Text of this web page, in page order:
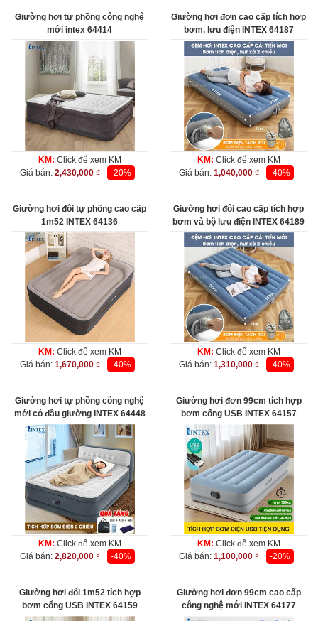
Giường hơi tự phồng công nghệ
mới intex 64414
KM: Click để xem KM
Giá bán: 2,430,000 ₫ -20%
Giường hơi đơn cao cấp tích hợp
bơm, lưu điện INTEX 64187
KM: Click để xem KM
Giá bán: 1,040,000 ₫ -40%
Giường hơi đôi tự phồng cao cấp
1m52 INTEX 64136
KM: Click để xem KM
Giá bán: 1,670,000 ₫ -40%
Giường hơi đôi cao cấp tích hợp
bơm và bộ lưu điện INTEX 64189
KM: Click để xem KM
Giá bán: 1,310,000 ₫ -40%
Giường hơi tự phồng công nghệ
mới có đầu giường INTEX 64448
KM: Click để xem KM
Giá bán: 2,820,000 ₫ -40%
Giường hơi đơn 99cm tích hợp
bơm cổng USB INTEX 64157
KM: Click để xem KM
Giá bán: 1,100,000 ₫ -20%
Giường hơi đôi 1m52 tích hợp
bơm cổng USB INTEX 64159
Giường hơi đơn 99cm cao cấp
công nghệ mới INTEX 64177